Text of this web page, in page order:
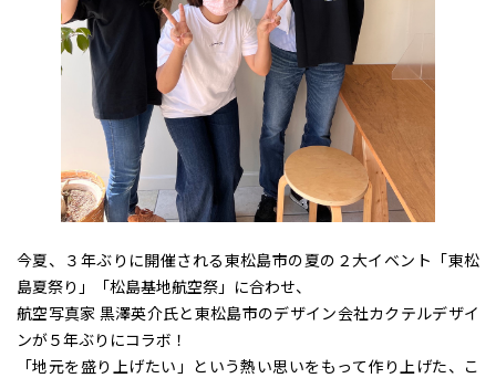
今夏、３年ぶりに開催される東松島市の夏の２大イベント「東松
島夏祭り」「松島基地航空祭」に合わせ、
航空写真家 黒澤英介氏と東松島市のデザイン会社カクテルデザイ
ンが５年ぶりにコラボ！
「地元を盛り上げたい」という熱い思いをもって作り上げた、こ